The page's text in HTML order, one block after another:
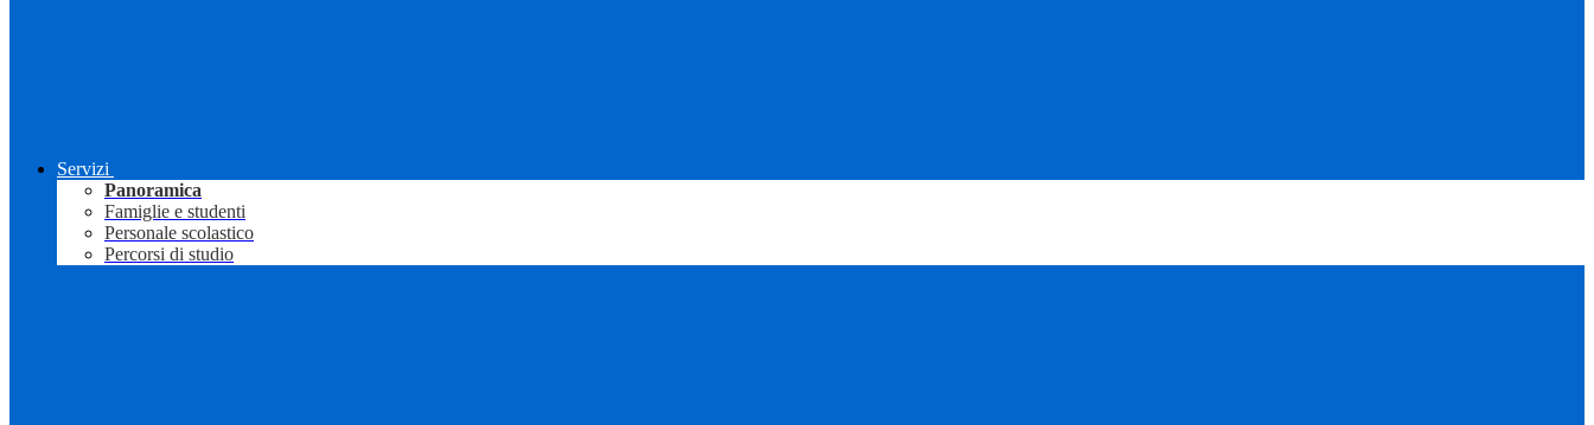
Servizi
Panoramica
Famiglie e studenti
Personale scolastico
Percorsi di studio